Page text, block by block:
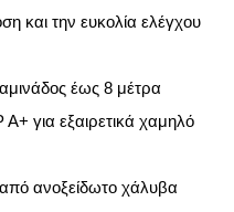
και την ευκολία ελέγχου
έως 8 μέτρα
για εξαιρετικά χαμηλό
ανοξείδωτο χάλυβα